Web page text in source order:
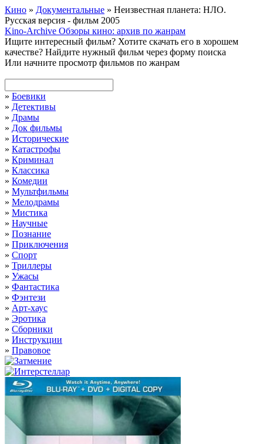
Кино » Документальные » Неизвестная планета: НЛО.
Русская версия - фильм 2005
Kino-Archive Обзоры кино: архив по жанрам
Ищите интересный фильм? Хотите скачать его в хорошем
качестве? Найдите нужный фильм через форму поиска
Или начните просмотр фильмов по жанрам
» Боевики
» Детективы
» Драмы
» Док фильмы
» Исторические
» Катастрофы
» Криминал
» Классика
» Комедии
» Мультфильмы
» Мелодрамы
» Мистика
» Научные
» Познание
» Приключения
» Спорт
» Триллеры
» Ужасы
» Фантастика
» Фэнтези
» Арт-хаус
» Эротика
» Сборники
» Инструкции
» Правовое